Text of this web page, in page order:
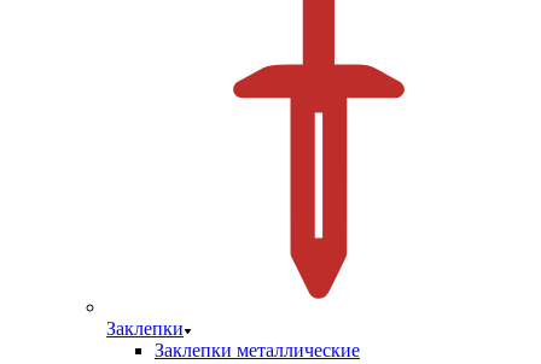
Заклепки
Заклепки металлические